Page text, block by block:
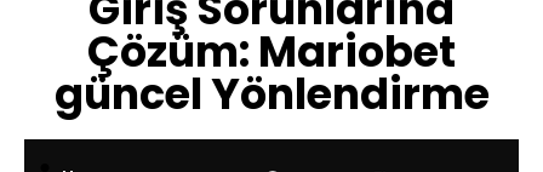
Çözüm: Mariobet
güncel Yönlendirme